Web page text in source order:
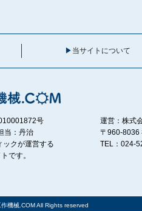
当サイトについて
号
当：丹治
ックが運営する
です。
運営：株式
〒960-8036
TEL：024-
機械.COM All Rights reserved